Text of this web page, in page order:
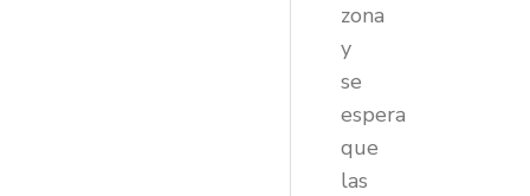
zona
y
se
espera
que
las